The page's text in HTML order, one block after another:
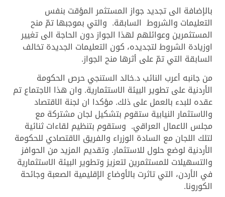
بالإضافة الى تجديد جواز المستثمر المؤقت بنفس
التعليمات والشروط السابقة. والتي بموجبها تمّ منح
المستثمرين وعوائلهم لهذا الجواز دون الحاجة الى تغيير
اوزيادة الشروط لتجديده، كون التعليمات الجديدة تخالف
السابقة التي تمّ على أثرها منح الجواز.
من جانبه أعرب النائب د.خالد الستنجي حرص الحكومة
الأردنية على تطوير البيئة الاستثمارية. وان هذا الاجتماع تم
عقده للبدء بالعمل على ذلك. مؤكدا ان لجنة الاقتصاد
والاستثمار النيابية ستقوم بتشكيل لجان مشتركة مع
مجلس الاعمال العراقي. وستقوم بتنظيم لقاءات ثنائية
لتلك اللجان مع السادة الوزراء والفريق الاقتصادي للحكومة
الأردنية لوضع حلول للاستثمار. وتقديم المزيد من الحوافز
والتسهيلات للمستثمرين لتعزيز وتطوير البيئة الاستثمارية
في الأردن، التي تاثرت بالأوضاع الإقليمية الصعبة وجائحة
الكورونا.